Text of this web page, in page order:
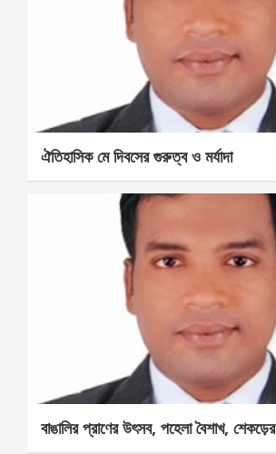
ঐতিহাসিক মে দিবসের গুরুত্ব ও মর্যাদা
বাঙালির প্রাণের উৎসব, পহেলা বৈশাখ, শেকড়ের